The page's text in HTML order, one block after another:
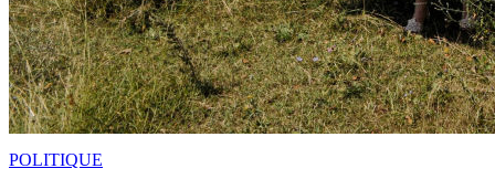
POLITIQUE